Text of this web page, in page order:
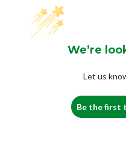
We’re
Let us
Be the first